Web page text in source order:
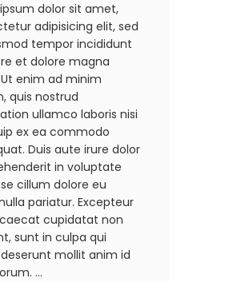
dolor sit amet,
adipisicing elit, sed
tempor incididunt
et dolore magna
enim ad minim
quis nostrud
ullamco laboris nisi
ex ea commodo
Duis aute irure dolor
in voluptate
cillum dolore eu
pariatur. Excepteur
cupidatat non
sunt in culpa qui
mollit anim id